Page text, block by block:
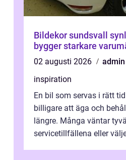
Bildekor sundsvall synliga fordon som
bygger starkare
02 augusti 2026
admin
inspiration
En bil som servas i rätt
billigare att äga och
längre. Många väntar
servicetillfällena eller